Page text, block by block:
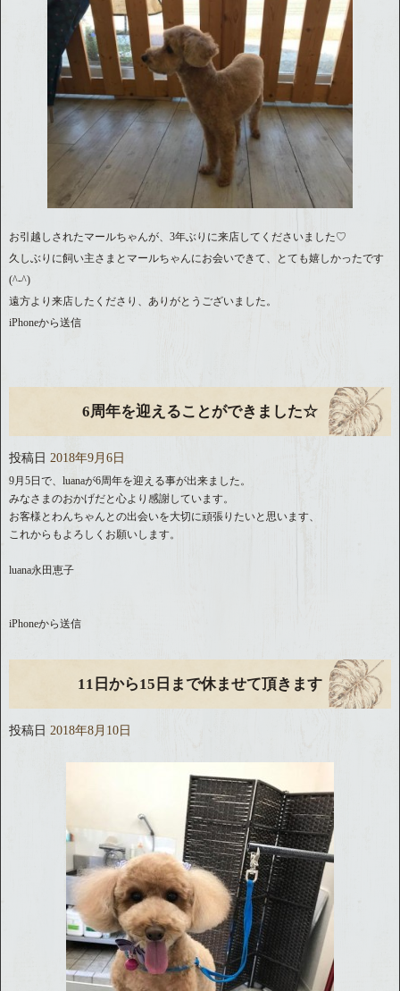
お引越しされたマールちゃんが、3年ぶりに来店してくださいました♡
久しぶりに飼い主さまとマールちゃんにお会いできて、とても嬉しかったです
(^-^)
遠方より来店したくださり、ありがとうございました。
iPhoneから送信
6周年を迎えることができました☆
投稿日 2018年9月6日
9月5日で、luanaが6周年を迎える事が出来ました。
みなさまのおかげだと心より感謝しています。
お客様とわんちゃんとの出会いを大切に頑張りたいと思います、
これからもよろしくお願いします。
luana永田恵子
iPhoneから送信
11日から15日まで休ませて頂きます
投稿日 2018年8月10日